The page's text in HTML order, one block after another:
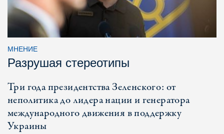
МНЕНИЕ
Разрушая стереотипы
Три года президентства Зеленского: от
неполитика до лидера нации и генератора
международного движения в поддержку
Украины